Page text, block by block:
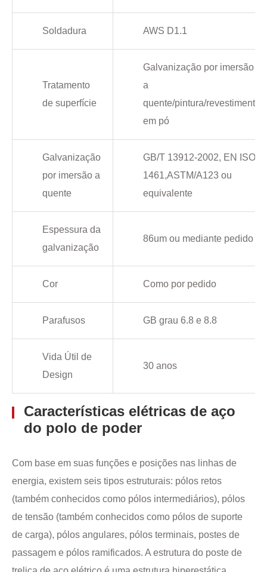
Soldadura AWS D1.1
Tratamento
de superfície
Galvanização por imersão
a
quente/pintura/revestimento
em pó
Galvanização
por imersão a
quente
GB/T 13912-2002, EN ISO
1461,ASTM/A123 ou
equivalente
Espessura da
galvanização
86um ou mediante pedido
Cor Como por pedido
Parafusos GB grau 6.8 e 8.8
Vida Útil de
Design
30 anos
Características elétricas de aço
do polo de poder
Com base em suas funções e posições nas linhas de
energia, existem seis tipos estruturais: pólos retos
(também conhecidos como pólos intermediários), pólos
de tensão (também conhecidos como pólos de suporte
de carga), pólos angulares, pólos terminais, postes de
passagem e pólos ramificados. A estrutura do poste de